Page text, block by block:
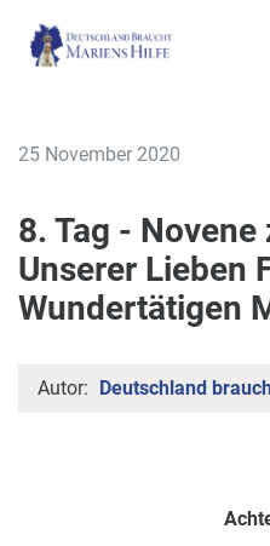
25 November 2020
8. Tag - Novene
Unserer Lieben
Wundertätigen
Autor: Deutschland